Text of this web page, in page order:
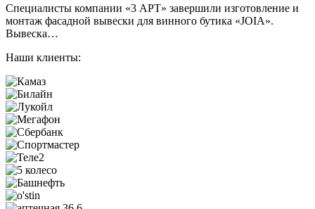
Специалисты компании «3 АРТ» завершили изготовление и
монтаж фасадной вывески для винного бутика «JOIA».
Вывеска…
Наши клиенты: